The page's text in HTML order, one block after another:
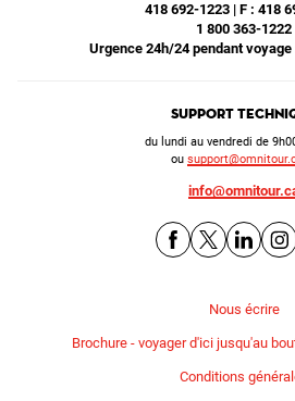
418 692-1223 | F : 418
1 800 363-1222
Urgence 24h/24 pendant
Support
du lundi au vendredi de
ou
Nous écrire
Brochure - voyager d'ici jusqu'au
Conditions